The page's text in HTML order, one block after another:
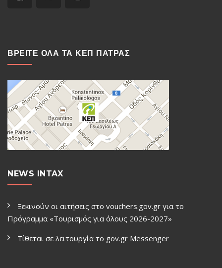
ΒΡΕΙΤΕ ΟΛΑ ΤΑ ΚΕΠ ΠΑΤΡΑΣ
NEWS INTAX
Ξεκινούν οι αιτήσεις στο vouchers.gov.gr για το
Πρόγραμμα «Τουρισμός για όλους 2026-2027»
Τίθεται σε λειτουργία το gov.gr Μessenger